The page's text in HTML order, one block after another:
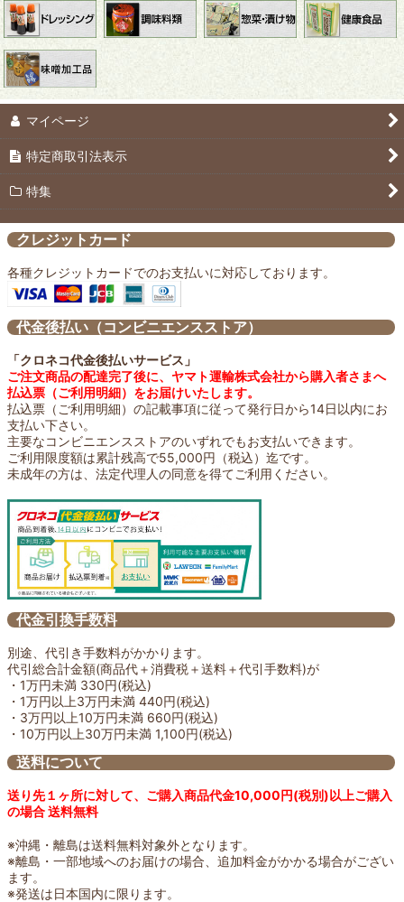
マイページ
特定商取引法表示
特集
クレジットカード
各種クレジットカードでのお支払いに対応しております。
代金後払い（コンビニエンスストア）
「クロネコ代金後払いサービス」
ご注文商品の配達完了後に、ヤマト運輸株式会社から購入者さまへ
払込票（ご利用明細）をお届けいたします。
払込票（ご利用明細）の記載事項に従って発行日から14日以内にお
支払い下さい。
主要なコンビニエンスストアのいずれでもお支払いできます。
ご利用限度額は累計残高で55,000円（税込）迄です。
未成年の方は、法定代理人の同意を得てご利用ください。
代金引換手数料
別途、代引き手数料がかかります。
代引総合計金額(商品代＋消費税＋送料＋代引手数料)が
・1万円未満 330円(税込)
・1万円以上3万円未満 440円(税込)
・3万円以上10万円未満 660円(税込)
・10万円以上30万円未満 1,100円(税込)
送料について
送り先１ヶ所に対して、ご購入商品代金10,000円(税別)以上ご購入
の場合 送料無料
※沖縄・離島は送料無料対象外となります。
※離島・一部地域へのお届けの場合、追加料金がかかる場合がござい
ます。
※発送は日本国内に限ります。